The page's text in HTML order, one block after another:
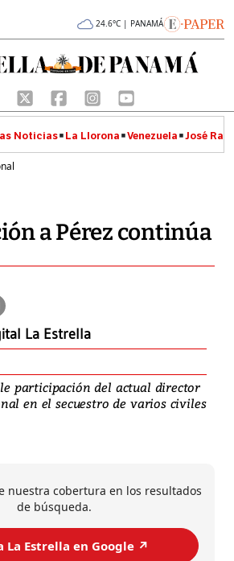
24.6°C | PANAMÁ
Noticias La Llorona Venezuela José
a Pérez continúa
La Estrella
participación del actual director
en el secuestro de varios civiles
nuestra cobertura en los resultados
de búsqueda.
La Estrella en Google ↗️